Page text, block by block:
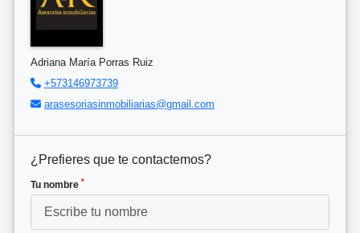
Adriana María Porras Ruiz
+573146973739
arasesoriasinmobiliarias@gmail.com
¿Prefieres que te contactemos?
Tu nombre *